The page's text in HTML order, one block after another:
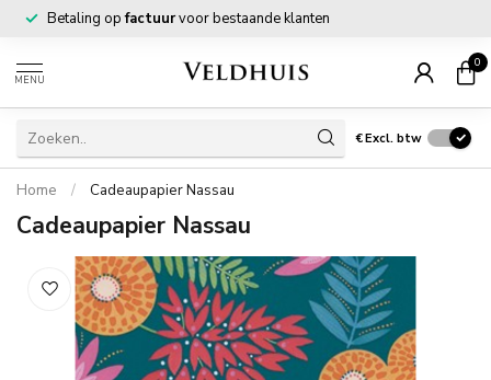
Betaling opfactuurvoor bestaande klanten
MENU
0
€Excl. btw
Home / Cadeaupapier Nassau
Cadeaupapier Nassau